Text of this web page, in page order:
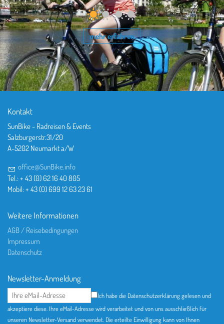
mehr erfahren
Kontakt
SunBike - Radreisen & Events
Salzburgerstr.31/20
A-5202 Neumarkt a/W
office@SunBike.info
Tel.: + 43 (0) 62 16 40 805
Mobil: + 43 (0) 699 12 63 23 61
Weitere Informationen
AGB / Reisebedingungen
Impressum
Datenschutz
Newsletter-Anmeldung
Ich habe die Datenschutzerklärung gelesen und
akzeptiere diese. Ihre eMail-Adresse wird verarbeitet und von uns ausschließlich für
unseren Newsletter-Versand verwendet. Die erteilte Einwilligung kann von Ihnen